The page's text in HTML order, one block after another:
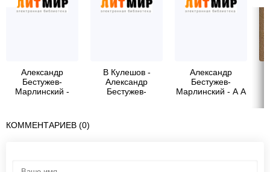
Александр
Бестужев-
Марлинский -
В Кулешов -
Александр
Бестужев-
Александр
Бестужев-
Марлинский - А А
КОММЕНТАРИЕВ (0)